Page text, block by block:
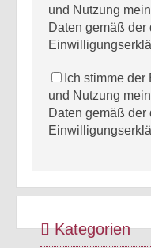
und Nutzung
Daten gemäß der
Ich stimme
und Nutzung
Daten gemäß der
Kategorien